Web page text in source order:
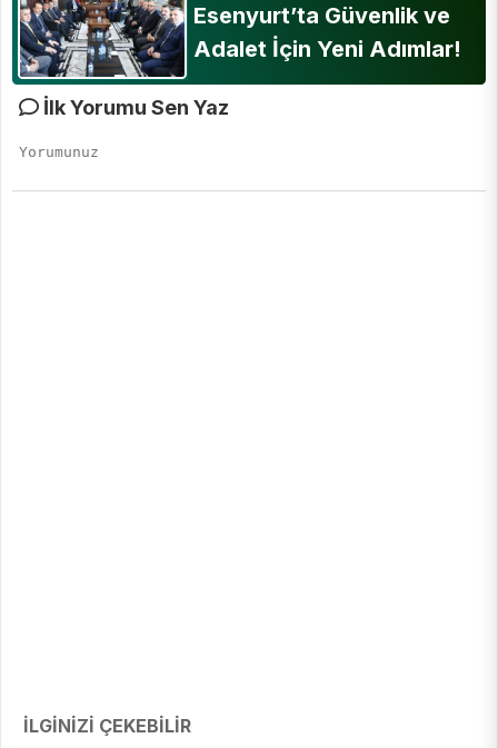
Esenyurt’ta Güvenlik ve
Adalet İçin Yeni Adımlar!
İlk Yorumu Sen Yaz
İLGİNİZİ ÇEKEBİLİR